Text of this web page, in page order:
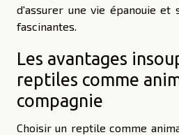
d'assurer une vie épanouie et
fascinantes.
Les avantages
reptiles comme
compagnie
Choisir un reptile comme